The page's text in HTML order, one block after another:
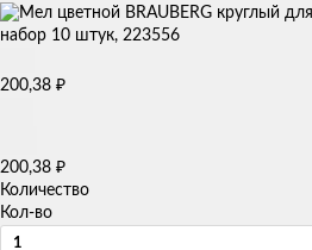
200,38 ₽
200,38 ₽
Количество
Кол-во